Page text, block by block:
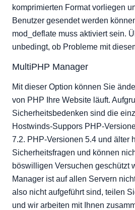
komprimierten Format vorliegen
Benutzer gesendet werden
mod_deflate muss aktiviert sein.
unbedingt, ob Probleme mit
MultiPHP Manager
Mit dieser Option können Sie
von PHP Ihre Website läuft.
Sicherheitsbedenken sind die
Hostwinds-Suppors PHP-
7.2. PHP-Versionen 5.4 und älter
Sicherheitsfragen und können
böswilligen Versuchen geschützt
Manager ist auf allen Servern
also nicht aufgeführt sind, teilen
und wir arbeiten mit Ihnen